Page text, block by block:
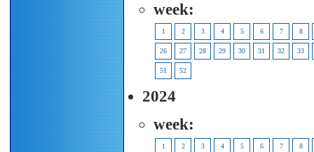
week:
1 2 3 4 5 6 7 8
26 27 28 29 30 31 32 33
51 52
2024
week:
1 2 3 4 5 6 7 8